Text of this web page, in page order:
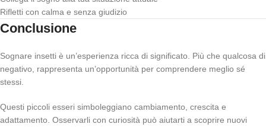
Rifletti con calma e senza giudizio
Conclusione
Sognare insetti è un’esperienza ricca di significato. Più che qualcosa di
negativo, rappresenta un’opportunità per comprendere meglio sé
stessi.
Questi piccoli esseri simboleggiano cambiamento, crescita e
adattamento. Osservarli con curiosità può aiutarti a scoprire nuovi